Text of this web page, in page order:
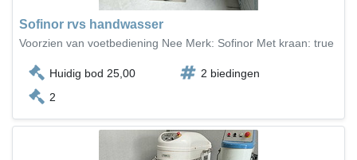
Sofinor rvs handwasser
Voorzien van voetbediening Nee Merk: Sofinor Met kraan: true
Huidig bod 25,00
2 biedingen
2